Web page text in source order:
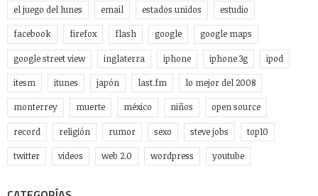
el juego del lunes email estados unidos estudio
facebook firefox flash google google maps
google street view inglaterra iphone iphone 3g ipod
itesm itunes japón last.fm lo mejor del 2008
monterrey muerte méxico niños open source
record religión rumor sexo steve jobs top10
twitter videos web 2.0 wordpress youtube